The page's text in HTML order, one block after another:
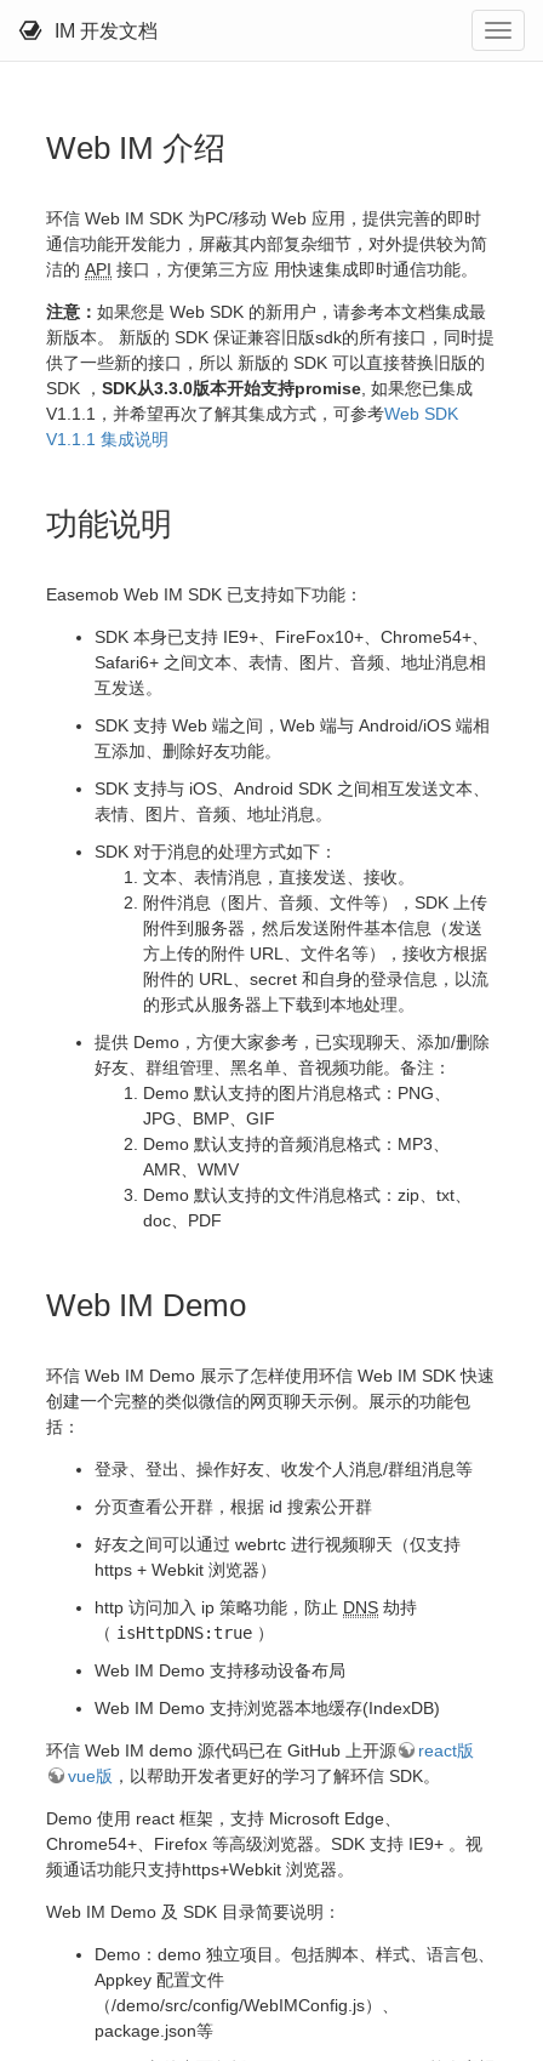
IM 开发文档
Web IM 介绍
环信 Web IM SDK 为PC/移动 Web 应用，提供完善的即时
通信功能开发能力，屏蔽其内部复杂细节，对外提供较为简
洁的 API 接口，方便第三方应 用快速集成即时通信功能。
注意： 如果您是 Web SDK 的新用户，请参考本文档集成最
新版本。 新版的 SDK 保证兼容旧版sdk的所有接口，同时提
供了一些新的接口，所以 新版的 SDK 可以直接替换旧版的
SDK ， SDK从3.3.0版本开始支持promise, 如果您已集成
V1.1.1，并希望再次了解其集成方式，可参考Web SDK
V1.1.1 集成说明
功能说明
Easemob Web IM SDK 已支持如下功能：
SDK 本身已支持 IE9+、FireFox10+、Chrome54+、
Safari6+ 之间文本、表情、图片、音频、地址消息相
互发送。
SDK 支持 Web 端之间，Web 端与 Android/iOS 端相
互添加、删除好友功能。
SDK 支持与 iOS、Android SDK 之间相互发送文本、
表情、图片、音频、地址消息。
SDK 对于消息的处理方式如下：
文本、表情消息，直接发送、接收。
附件消息（图片、音频、文件等），SDK 上传
附件到服务器，然后发送附件基本信息（发送
方上传的附件 URL、文件名等），接收方根据
附件的 URL、secret 和自身的登录信息，以流
的形式从服务器上下载到本地处理。
提供 Demo，方便大家参考，已实现聊天、添加/删除
好友、群组管理、黑名单、音视频功能。备注：
Demo 默认支持的图片消息格式：PNG、
JPG、BMP、GIF
Demo 默认支持的音频消息格式：MP3、
AMR、WMV
Demo 默认支持的文件消息格式：zip、txt、
doc、PDF
Web IM Demo
环信 Web IM Demo 展示了怎样使用环信 Web IM SDK 快速
创建一个完整的类似微信的网页聊天示例。展示的功能包
括：
登录、登出、操作好友、收发个人消息/群组消息等
分页查看公开群，根据 id 搜索公开群
好友之间可以通过 webrtc 进行视频聊天（仅支持
https + Webkit 浏览器）
http 访问加入 ip 策略功能，防止 DNS 劫持
（ isHttpDNS:true ）
Web IM Demo 支持移动设备布局
Web IM Demo 支持浏览器本地缓存(IndexDB)
环信 Web IM demo 源代码已在 GitHub 上开源
react版
vue版 ，以帮助开发者更好的学习了解环信 SDK。
Demo 使用 react 框架，支持 Microsoft Edge、
Chrome54+、Firefox 等高级浏览器。SDK 支持 IE9+ 。视
频通话功能只支持https+Webkit 浏览器。
Web IM Demo 及 SDK 目录简要说明：
Demo：demo 独立项目。包括脚本、样式、语言包、
Appkey 配置文件
（/demo/src/config/WebIMConfig.js）、
package.json等